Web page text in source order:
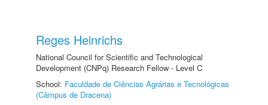
Reges Heinrichs
National Council for Scientific and Technological
Development (CNPq) Research Fellow - Level C
School: Faculdade de Ciências Agrárias e Tecnológicas
(Câmpus de Dracena)